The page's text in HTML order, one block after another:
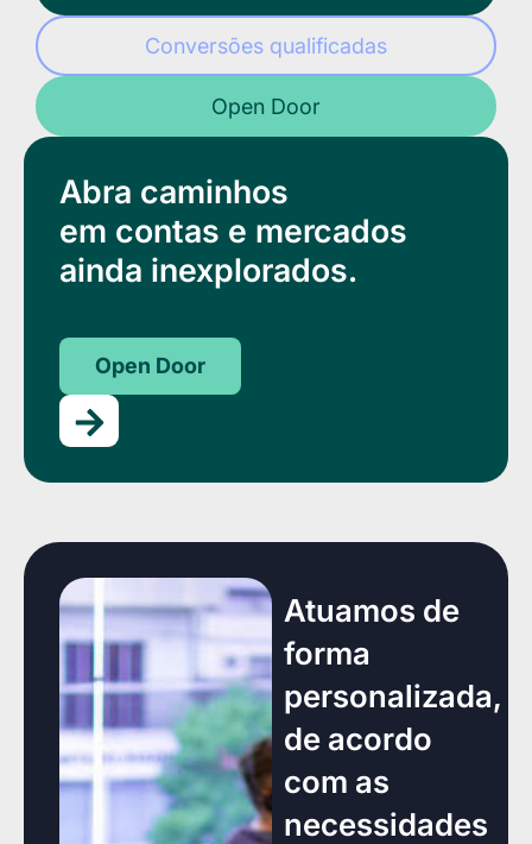
Conversões qualificadas
Open Door
Abra caminhos
em contas e mercados
ainda inexplorados.
Open Door
Atuamos de
forma
personalizada,
de acordo
com as
necessidades